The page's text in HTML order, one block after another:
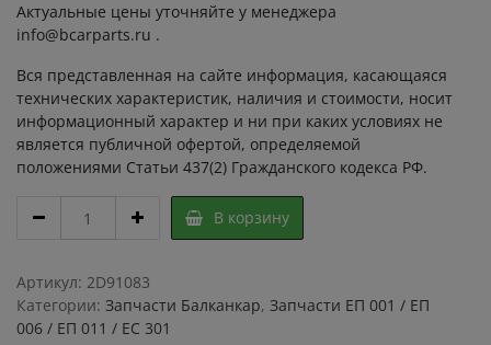
Актуальные цены уточняйте у менеджера
info@bcarparts.ru .
Вся представленная на сайте информация, касающаяся
технических характеристик, наличия и стоимости, носит
информационный характер и ни при каких условиях не
является публичной офертой, определяемой
положениями Статьи 437(2) Гражданского кодекса РФ.
ЕЛЕКТРИЧЕСКА
quantity
В корзину
Артикул: 2D91083
Категории: Запчасти Балканкар, Запчасти ЕП 001 / ЕП
006 / ЕП 011 / ЕС 301